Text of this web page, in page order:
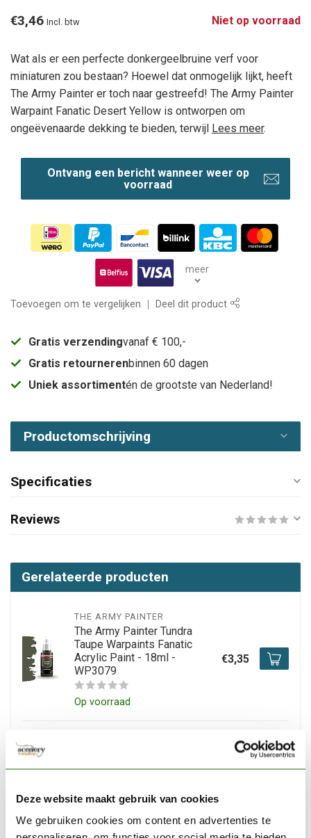
Deze website maakt gebruik van cookies
We gebruiken cookies om content en advertenties te
€3,46 Incl. btw Niet op voorraad
Wat als er een perfecte donkergeelbruine verf voor
miniaturen zou bestaan? Hoewel dat onmogelijk lijkt, heeft
The Army Painter er toch naar gestreefd! The Army Painter
Warpaint Fanatic Desert Yellow is ontworpen om
ongeëvenaarde dekking te bieden, terwijl Lees meer.
Ontvang een bericht wanneer weer op
voorraad
meer
Toevoegen om te vergelijken Deel dit product
Gratis verzendingvanaf € 100,-
Gratis retournerenbinnen 60 dagen
Uniek assortimentén de grootste van Nederland!
Productomschrijving
Specificaties
Reviews
Gerelateerde producten
THE ARMY PAINTER
The Army Painter Tundra
Taupe Warpaints Fanatic
Acrylic Paint - 18ml -
WP3079
Op voorraad
€3,35
Clay Warpaints Fanatic
WP3082
Op voorraad